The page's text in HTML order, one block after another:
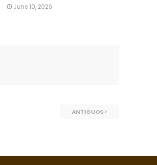
June 10, 2026
ANTIGUOS